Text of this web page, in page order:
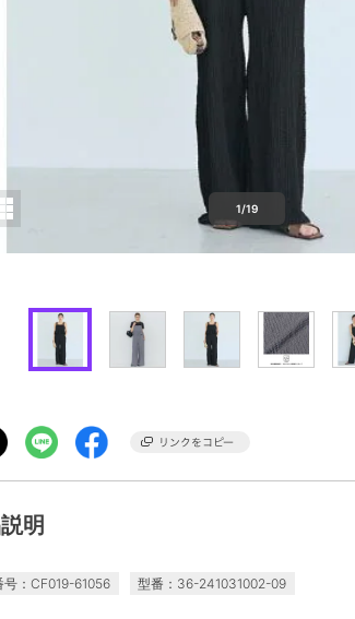
1/19
明
号：CF019-61056 型番：36-241031002-09